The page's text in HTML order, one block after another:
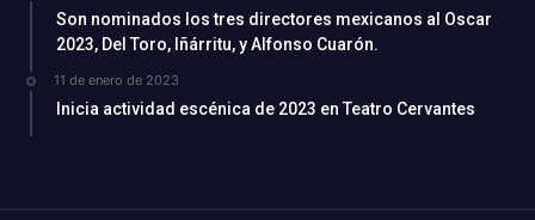
Son nominados los tres directores mexicanos al Oscar
2023, Del Toro, Iñárritu, y Alfonso Cuarón.
11 de enero de 2023
Inicia actividad escénica de 2023 en Teatro Cervantes